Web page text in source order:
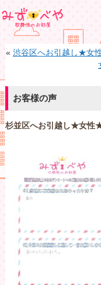
« 渋谷区へお引越し★女
お客様の声
杉並区へお引越し★女性